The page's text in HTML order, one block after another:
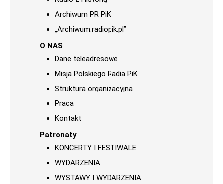
Archiwum PR PiK
„Archiwum.radiopik.pl”
O NAS
Dane teleadresowe
Misja Polskiego Radia PiK
Struktura organizacyjna
Praca
Kontakt
Patronaty
KONCERTY I FESTIWALE
WYDARZENIA
WYSTAWY I WYDARZENIA